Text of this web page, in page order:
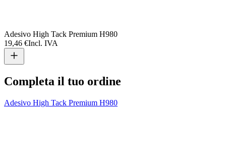
Adesivo High Tack Premium H980
19,46 €Incl. IVA
Completa il tuo ordine
Adesivo High Tack Premium H980